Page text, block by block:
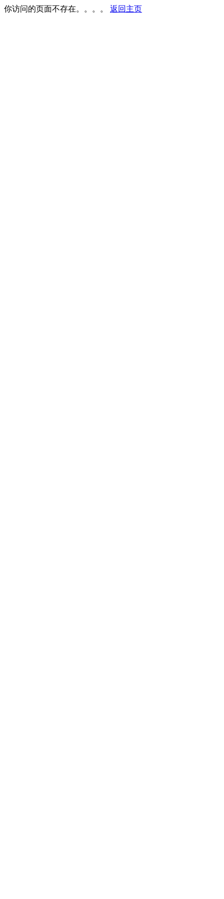
你访问的页面不存在。。。。 返回主页